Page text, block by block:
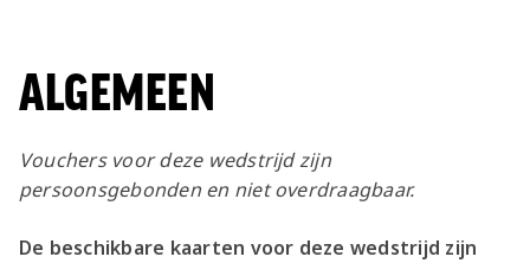
ALGEMEEN
Vouchers voor deze wedstrijd zijn
persoonsgebonden en niet overdraagbaar.
De beschikbare kaarten voor deze wedstrijd zijn